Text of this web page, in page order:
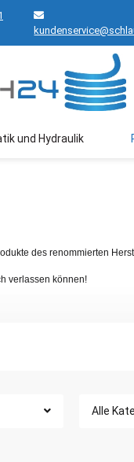
und Hydraulik
des renommierten
verlassen können!
Alle